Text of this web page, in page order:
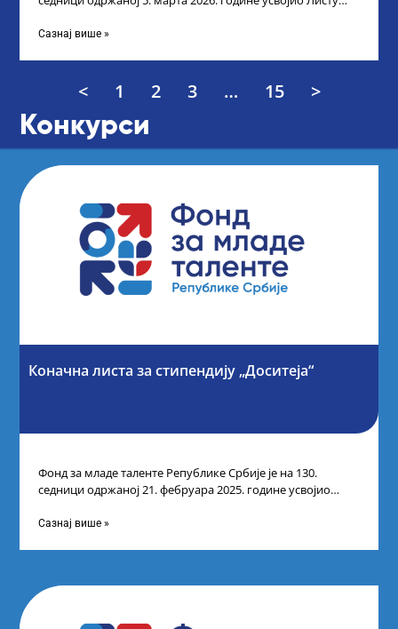
Сазнај више »
< 1 2 3 … 15 >
Конкурси
Коначна листа за стипендију „Доситеја“
Фонд за младе таленте Републике Србије је на 130.
седници одржаној 21. фебруара 2025. године усвојио
Сазнај више »